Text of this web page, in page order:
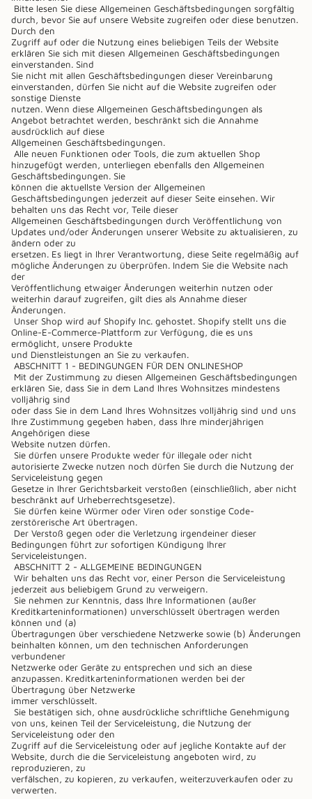
Bitte lesen Sie diese Allgemeinen Geschäftsbedingungen sorgfältig
durch, bevor Sie auf unsere Website zugreifen oder diese benutzen.
Durch den
Zugriff auf oder die Nutzung eines beliebigen Teils der Website
erklären Sie sich mit diesen Allgemeinen Geschäftsbedingungen
einverstanden. Sind
Sie nicht mit allen Geschäftsbedingungen dieser Vereinbarung
einverstanden, dürfen Sie nicht auf die Website zugreifen oder
sonstige Dienste
nutzen. Wenn diese Allgemeinen Geschäftsbedingungen als
Angebot betrachtet werden, beschränkt sich die Annahme
ausdrücklich auf diese
Allgemeinen Geschäftsbedingungen.
Alle neuen Funktionen oder Tools, die zum aktuellen Shop
hinzugefügt werden, unterliegen ebenfalls den Allgemeinen
Geschäftsbedingungen. Sie
können die aktuellste Version der Allgemeinen
Geschäftsbedingungen jederzeit auf dieser Seite einsehen. Wir
behalten uns das Recht vor, Teile dieser
Allgemeinen Geschäftsbedingungen durch Veröffentlichung von
Updates und/oder Änderungen unserer Website zu aktualisieren, zu
ändern oder zu
ersetzen. Es liegt in Ihrer Verantwortung, diese Seite regelmäßig auf
mögliche Änderungen zu überprüfen. Indem Sie die Website nach
der
Veröffentlichung etwaiger Änderungen weiterhin nutzen oder
weiterhin darauf zugreifen, gilt dies als Annahme dieser
Änderungen.
Unser Shop wird auf Shopify Inc. gehostet. Shopify stellt uns die
Online-E-Commerce-Plattform zur Verfügung, die es uns
ermöglicht, unsere Produkte
und Dienstleistungen an Sie zu verkaufen.
ABSCHNITT 1 - BEDINGUNGEN FÜR DEN ONLINESHOP
Mit der Zustimmung zu diesen Allgemeinen Geschäftsbedingungen
erklären Sie, dass Sie in dem Land Ihres Wohnsitzes mindestens
volljährig sind
oder dass Sie in dem Land Ihres Wohnsitzes volljährig sind und uns
Ihre Zustimmung gegeben haben, dass Ihre minderjährigen
Angehörigen diese
Website nutzen dürfen.
Sie dürfen unsere Produkte weder für illegale oder nicht
autorisierte Zwecke nutzen noch dürfen Sie durch die Nutzung der
Serviceleistung gegen
Gesetze in Ihrer Gerichtsbarkeit verstoßen (einschließlich, aber nicht
beschränkt auf Urheberrechtsgesetze).
Sie dürfen keine Würmer oder Viren oder sonstige Code-
zerstörerische Art übertragen.
Der Verstoß gegen oder die Verletzung irgendeiner dieser
Bedingungen führt zur sofortigen Kündigung Ihrer
Serviceleistungen.
ABSCHNITT 2 - ALLGEMEINE BEDINGUNGEN
Wir behalten uns das Recht vor, einer Person die Serviceleistung
jederzeit aus beliebigem Grund zu verweigern.
Sie nehmen zur Kenntnis, dass Ihre Informationen (außer
Kreditkarteninformationen) unverschlüsselt übertragen werden
können und (a)
Übertragungen über verschiedene Netzwerke sowie (b) Änderungen
beinhalten können, um den technischen Anforderungen
verbundener
Netzwerke oder Geräte zu entsprechen und sich an diese
anzupassen. Kreditkarteninformationen werden bei der
Übertragung über Netzwerke
immer verschlüsselt.
Sie bestätigen sich, ohne ausdrückliche schriftliche Genehmigung
von uns, keinen Teil der Serviceleistung, die Nutzung der
Serviceleistung oder den
Zugriff auf die Serviceleistung oder auf jegliche Kontakte auf der
Website, durch die die Serviceleistung angeboten wird, zu
reproduzieren, zu
verfälschen, zu kopieren, zu verkaufen, weiterzuverkaufen oder zu
verwerten.